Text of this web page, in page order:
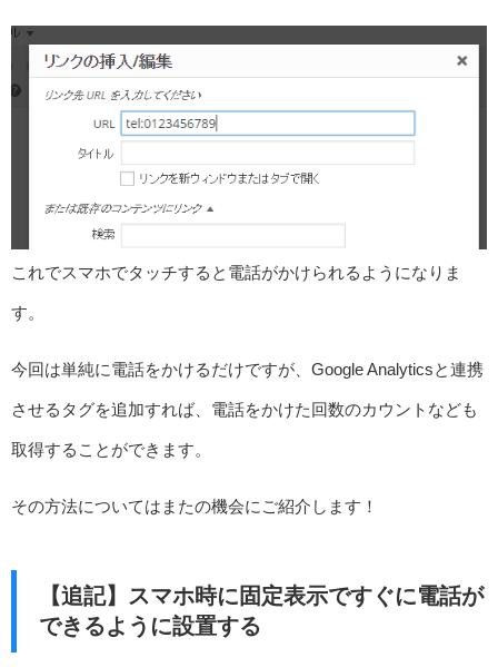
これでスマホでタッチすると電話がかけられるようになりま
す。
今回は単純に電話をかけるだけですが、Google Analyticsと連携
させるタグを追加すれば、電話をかけた回数のカウントなども
取得することができます。
その方法についてはまたの機会にご紹介します！
【追記】スマホ時に固定表示ですぐに電話が
できるように設置する